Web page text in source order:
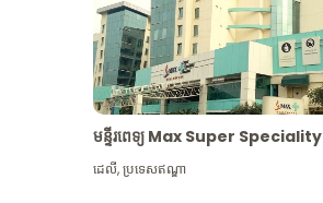
មន្ទីរពេទ្យ Max Super Speciality
ដេលី,ប្រទេសឥណ្ឌា